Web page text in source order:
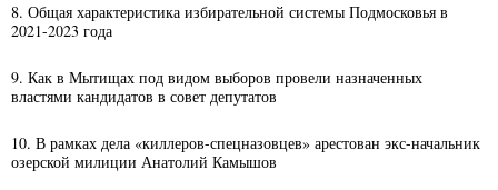
8. Общая характеристика избирательной системы Подмосковья в
2021-2023 года
9. Как в Мытищах под видом выборов провели назначенных
властями кандидатов в совет депутатов
10. В рамках дела «киллеров-спецназовцев» арестован экс-начальник
озерской милиции Анатолий Камышов